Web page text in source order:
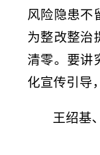
风险隐患不
为整改整治
清零。要讲
化宣传引导
王绍基